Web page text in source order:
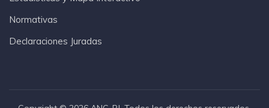
Normativas
Declaraciones Juradas